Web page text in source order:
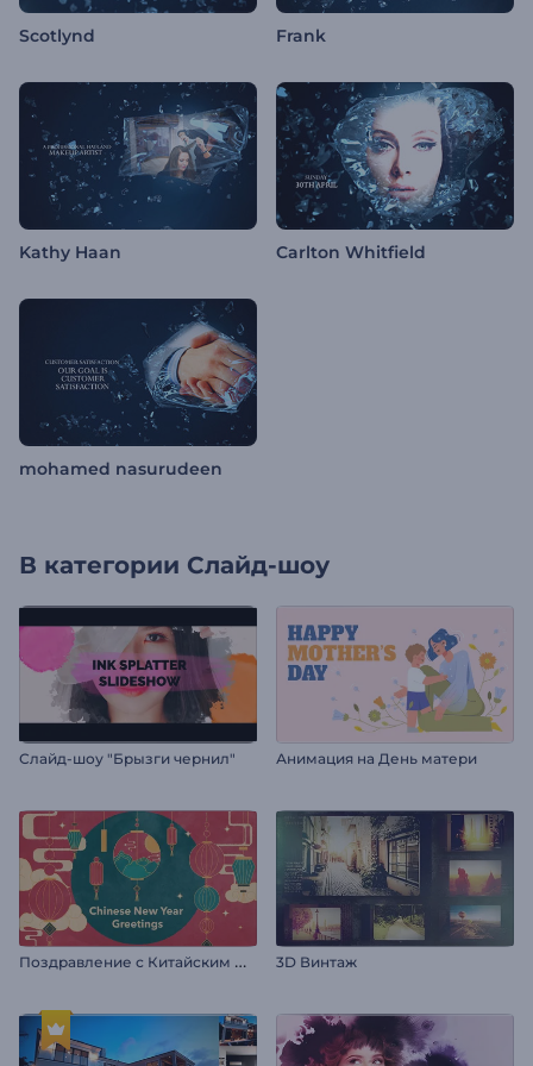
Scotlynd Frank
Kathy Haan Carlton Whitfield
mohamed nasurudeen
В категории Слайд-шоу
Слайд-шоу "Брызги чернил" Анимация на День матери
П
оздравление с Китайским Новым годом 3D Винтаж